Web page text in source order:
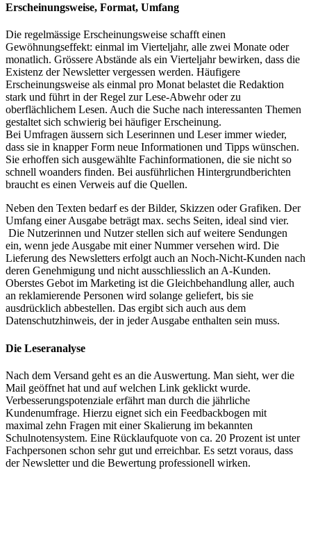
Erscheinungsweise, Format, Umfang
Die regelmässige Erscheinungsweise schafft einen
Gewöhnungseffekt: einmal im Vierteljahr, alle zwei Monate oder
monatlich. Grössere Abstände als ein Vierteljahr bewirken, dass die
Existenz der Newsletter vergessen werden. Häufigere
Erscheinungsweise als einmal pro Monat belastet die Redaktion
stark und führt in der Regel zur Lese-Abwehr oder zu
oberflächlichem Lesen. Auch die Suche nach interessanten Themen
gestaltet sich schwierig bei häufiger Erscheinung.
Bei Umfragen äussern sich Leserinnen und Leser immer wieder,
dass sie in knapper Form neue Informationen und Tipps wünschen.
Sie erhoffen sich ausgewählte Fachinformationen, die sie nicht so
schnell woanders finden. Bei ausführlichen Hintergrundberichten
braucht es einen Verweis auf die Quellen.
Neben den Texten bedarf es der Bilder, Skizzen oder Grafiken. Der
Umfang einer Ausgabe beträgt max. sechs Seiten, ideal sind vier.
Die Nutzerinnen und Nutzer stellen sich auf weitere Sendungen
ein, wenn jede Ausgabe mit einer Nummer versehen wird. Die
Lieferung des Newsletters erfolgt auch an Noch-Nicht-Kunden nach
deren Genehmigung und nicht ausschliesslich an A-Kunden.
Oberstes Gebot im Marketing ist die Gleichbehandlung aller, auch
an reklamierende Personen wird solange geliefert, bis sie
ausdrücklich abbestellen. Das ergibt sich auch aus dem
Datenschutzhinweis, der in jeder Ausgabe enthalten sein muss.
Die Leseranalyse
Nach dem Versand geht es an die Auswertung. Man sieht, wer die
Mail geöffnet hat und auf welchen Link geklickt wurde.
Verbesserungspotenziale erfährt man durch die jährliche
Kundenumfrage. Hierzu eignet sich ein Feedbackbogen mit
maximal zehn Fragen mit einer Skalierung im bekannten
Schulnotensystem. Eine Rücklaufquote von ca. 20 Prozent ist unter
Fachpersonen schon sehr gut und erreichbar. Es setzt voraus, dass
der Newsletter und die Bewertung professionell wirken.